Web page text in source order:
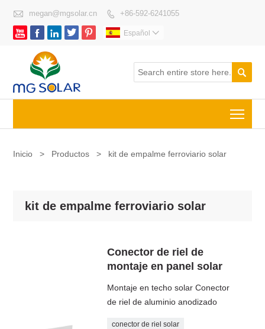
 megan@mgsolar.cn  +86-592-6241055
     Español 

Inicio > Productos > kit de empalme ferroviario solar
kit de empalme ferroviario solar
Conector de riel de
montaje en panel solar
Montaje en techo solar Conector
de riel de aluminio anodizado
conector de riel solar